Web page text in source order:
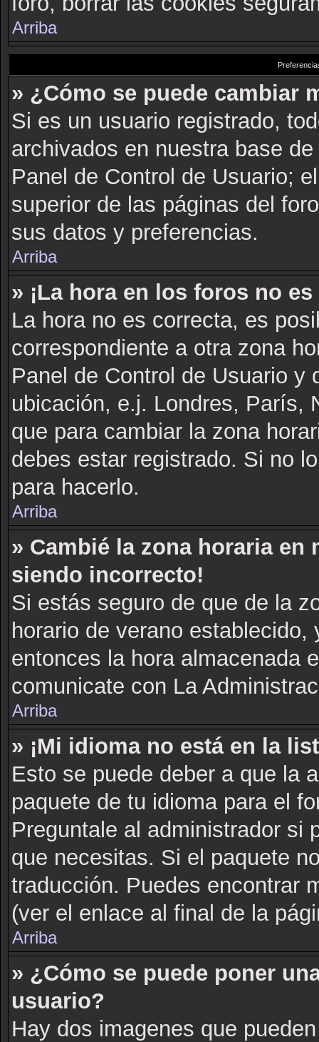
Arriba
» ¿Cómo se puede cambiar
Si es un usuario registrado,
archivados en nuestra base
Panel de Control de Usuario;
superior de las páginas del
sus datos y preferencias.
Arriba
» ¡La hora en los foros no
La hora no es correcta, es
correspondiente a otra zona
Panel de Control de Usuario y
ubicación, e.j. Londres, París,
que para cambiar la zona
debes estar registrado. Si no
para hacerlo.
Arriba
» Cambié la zona horaria en
siendo incorrecto!
Si estás seguro de que de la
horario de verano
entonces la hora almacenada
comunicate con La
Arriba
» ¡Mi idioma no está en la
Esto se puede deber a que la
paquete de tu idioma para el
Preguntale al administrador si
que necesitas. Si el paquete
traducción. Puedes encontrar
(ver el enlace al final de la
Arriba
» ¿Cómo se puede poner
usuario?
Hay dos imagenes que